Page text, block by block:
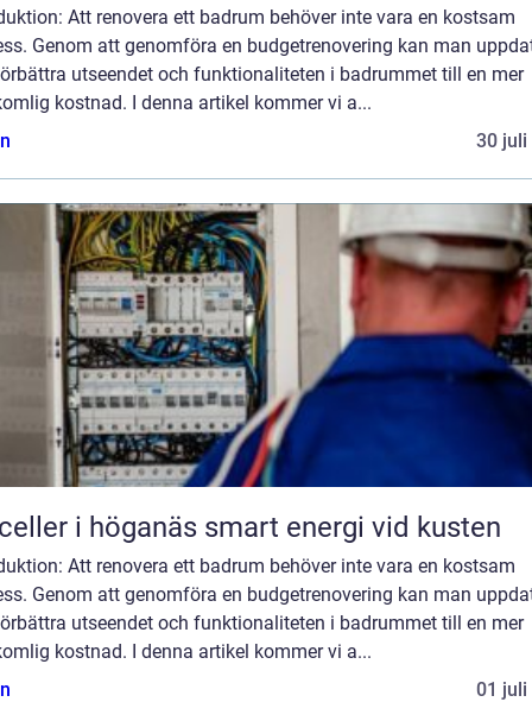
Att renovera ett badrum behöver inte vara en kostsam
Genom att genomföra en budgetrenovering kan man
utseendet och funktionaliteten i badrummet till en mer
kostnad. I denna artikel kommer vi a...
30 juli
Solceller i höganäs smart energi vid kusten
Att renovera ett badrum behöver inte vara en kostsam
Genom att genomföra en budgetrenovering kan man
utseendet och funktionaliteten i badrummet till en mer
kostnad. I denna artikel kommer vi a...
01 juli